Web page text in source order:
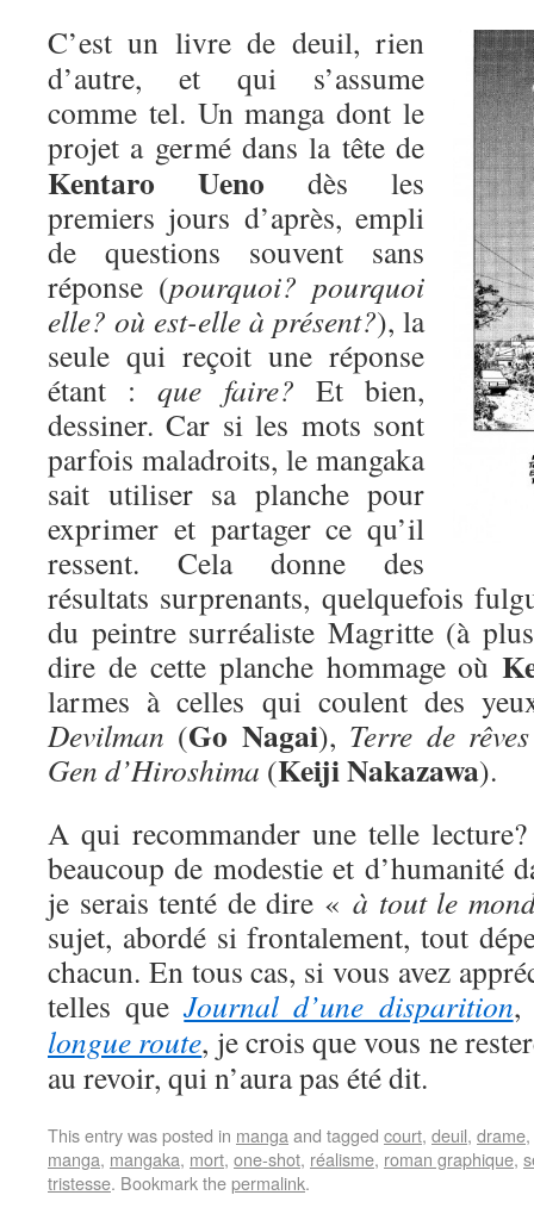
C’est un livre de deuil, rien
d’autre, et qui s’assume
comme tel. Un manga dont le
projet a germé dans la tête de
Kentaro Ueno dès les
premiers jours d’après, empli
de questions souvent sans
réponse (pourquoi? pourquoi
elle? où est-elle à présent?), la
seule qui reçoit une réponse
étant :que faire? Et bien,
dessiner. Car si les mots sont
parfois maladroits, le mangaka
sait utiliser sa planche pour
exprimer et partager ce qu’il
ressent. Cela donne des
résultats surprenants, quelquefois
du peintre surréaliste Magritte (à
dire de cette planche hommage où
larmes à celles qui coulent des
Devilman (Go Nagai), Terre de rêves
Gen d’Hiroshima (Keiji Nakazawa).
A qui recommander une telle
beaucoup de modestie et d’humanité
je serais tenté de dire «à tout le
sujet, abordé si frontalement, tout
chacun. En tous cas, si vous avez
telles queJournal d’une disparition,
longue route, je crois que vous ne
au revoir, qui n’aura pas été dit.
This entry was posted in manga and tagged court, deuil, drame,
manga, mangaka, mort, one-shot, réalisme, roman graphique,
tristesse. Bookmark thepermalink.